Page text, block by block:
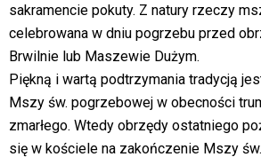
sakramencie pokuty. Z natury rzeczy
celebrowana w dniu pogrzebu przed
Brwilnie lub Maszewie Dużym.
Piękną i wartą podtrzymania tradycją
Mszy św. pogrzebowej w obecności
zmarłego. Wtedy obrzędy ostatniego
się w kościele na zakończenie Mszy